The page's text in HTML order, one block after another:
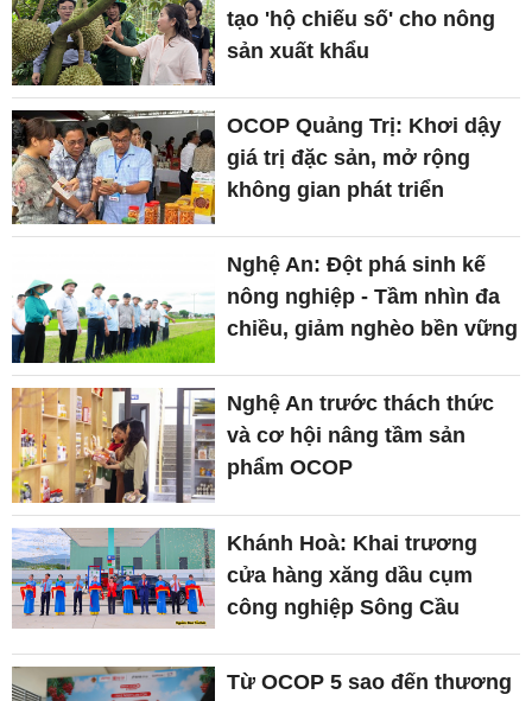
tạo 'hộ chiếu số' cho nông
sản xuất khẩu
OCOP Quảng Trị: Khơi dậy
giá trị đặc sản, mở rộng
không gian phát triển
Nghệ An: Đột phá sinh kế
nông nghiệp - Tầm nhìn đa
chiều, giảm nghèo bền vững
Nghệ An trước thách thức
và cơ hội nâng tầm sản
phẩm OCOP
Khánh Hoà: Khai trương
cửa hàng xăng dầu cụm
công nghiệp Sông Cầu
Từ OCOP 5 sao đến thương